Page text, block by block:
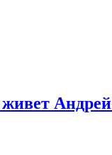
живет